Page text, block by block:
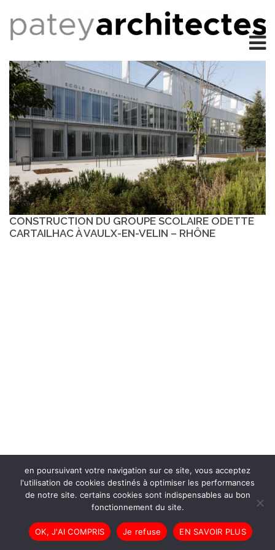
CONSTRUCTION DU GROUPE SCOLAIRE ODETTE
CARTAILHAC À VAULX-EN-VELIN – RHÔNE
en poursuivant votre navigation sur ce site, vous acceptez
l'utilisation de cookies destinés à optimiser les performances
de notre site. certains cookies sont indispensables au bon
fonctionnement du site.
OK, J'AI COMPRIS Je refuse EN SAVOIR PLUS